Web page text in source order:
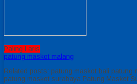
Paling Laris
patung maskot malang
Related posts: patung maskot bali patung
patung maskot surabaya Patung Maskot